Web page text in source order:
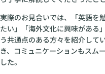
実際のお見合いでは、「英語を
たい」「海外文化に興味がある
う共通点のある方々を紹介して
き、コミュニケーションもスム
した。